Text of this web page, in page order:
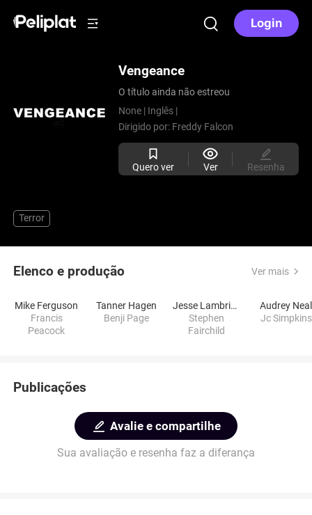
Login
Vengeance
O título ainda não estreou
None | Inglês |
Dirigido por: Freddy Falcon
Quero ver Ver Resenha
Terror
Elenco e produção Ver mais
Mike Ferguson
Francis
Peacock
Tanner Hagen
Benji Page
Jesse Lambright
Stephen
Fairchild
Audrey Neal
Jc Simpkins
Publicações
Avalie e compartilhe
Sua avaliação e resenha faz a diferança